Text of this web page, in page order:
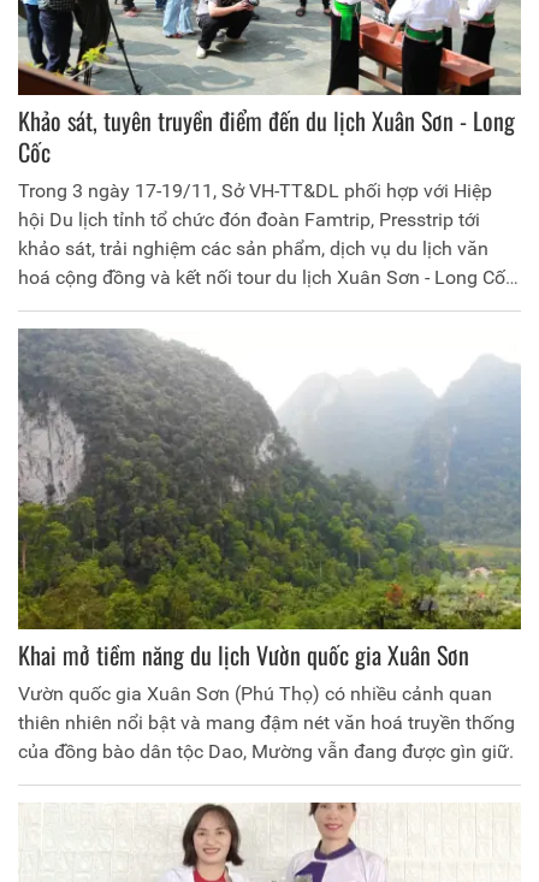
Khảo sát, tuyên truyền điểm đến du lịch Xuân Sơn - Long
Cốc
Trong 3 ngày 17-19/11, Sở VH-TT&DL phối hợp với Hiệp
hội Du lịch tỉnh tổ chức đón đoàn Famtrip, Presstrip tới
khảo sát, trải nghiệm các sản phẩm, dịch vụ du lịch văn
hoá cộng đồng và kết nối tour du lịch Xuân Sơn - Long Cốc
với chủ đề “Khám phá Xuân Sơn - Discover Xuân Sơn”
trong thời gian tổ chức Ngày hội văn hóa, thể thao năm
2024 tại huyện Tân Sơn.
Khai mở tiềm năng du lịch Vườn quốc gia Xuân Sơn
Vườn quốc gia Xuân Sơn (Phú Thọ) có nhiều cảnh quan
thiên nhiên nổi bật và mang đậm nét văn hoá truyền thống
của đồng bào dân tộc Dao, Mường vẫn đang được gìn giữ.